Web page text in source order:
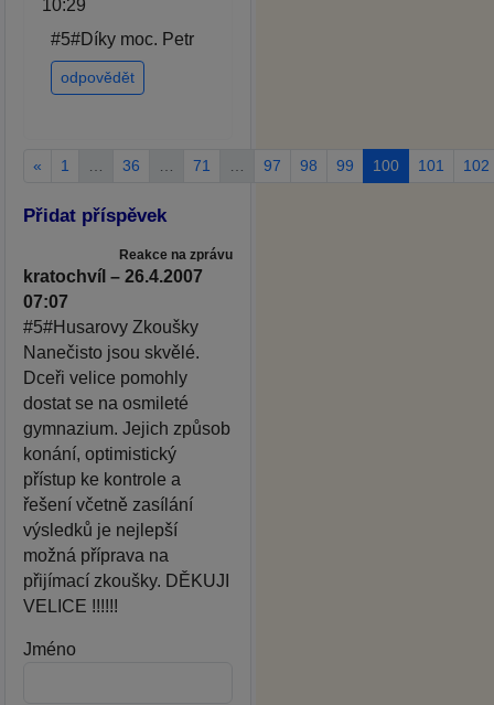
10:29
#5#Díky moc. Petr
odpovědět
« 1 … 36 … 71 … 97 98 99 100 101 102
Přidat příspěvek
Reakce na zprávu
kratochvíl – 26.4.2007
07:07
#5#Husarovy Zkoušky
Nanečisto jsou skvělé.
Dceři velice pomohly
dostat se na osmileté
gymnazium. Jejich způsob
konání, optimistický
přístup ke kontrole a
řešení včetně zasílání
výsledků je nejlepší
možná příprava na
přijímací zkoušky. DĚKUJI
VELICE !!!!!!
Jméno